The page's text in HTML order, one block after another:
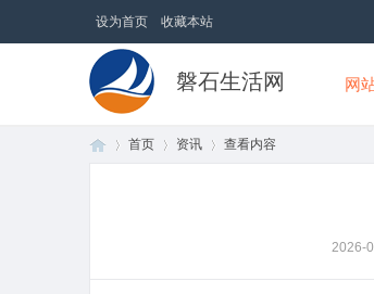
设为首页 收藏本站
磐石生活网 网
首页 资讯 查看内容
2026-